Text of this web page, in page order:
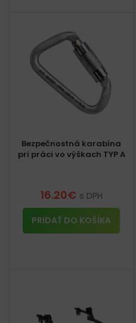
Bezpečnostná karabína
pri práci vo výškach TYP A
16.20€ s DPH
PRIDAŤ DO KOŠÍKA